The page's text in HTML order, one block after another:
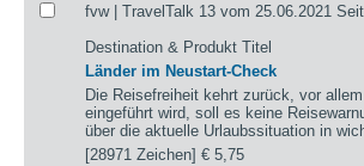
fvw | TravelTalk 13 vom 25.06.2021
Destination & Produkt Titel
Länder im Neustart-Check
Die Reisefreiheit kehrt zurück, vor
eingeführt wird, soll es keine
über die aktuelle Urlaubssituation in
[28971 Zeichen]€ 5,75